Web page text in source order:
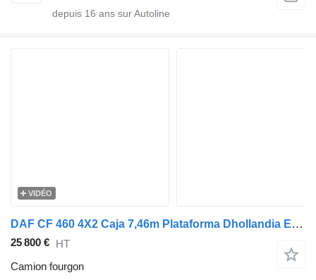
depuis 16 ans sur Autoline
VIDÉO
DAF CF 460 4X2 Caja 7,46m Plataforma Dhollandia Euro 6
25 800 € HT
Camion fourgon